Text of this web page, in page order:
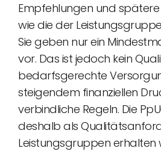
Empfehlungen und spätere
wie die der
Sie geben nur ein
vor. Das ist jedoch kein
bedarfsgerechte
steigendem finanziellen
verbindliche Regeln. Die
deshalb als
Leistungsgruppen erhalten